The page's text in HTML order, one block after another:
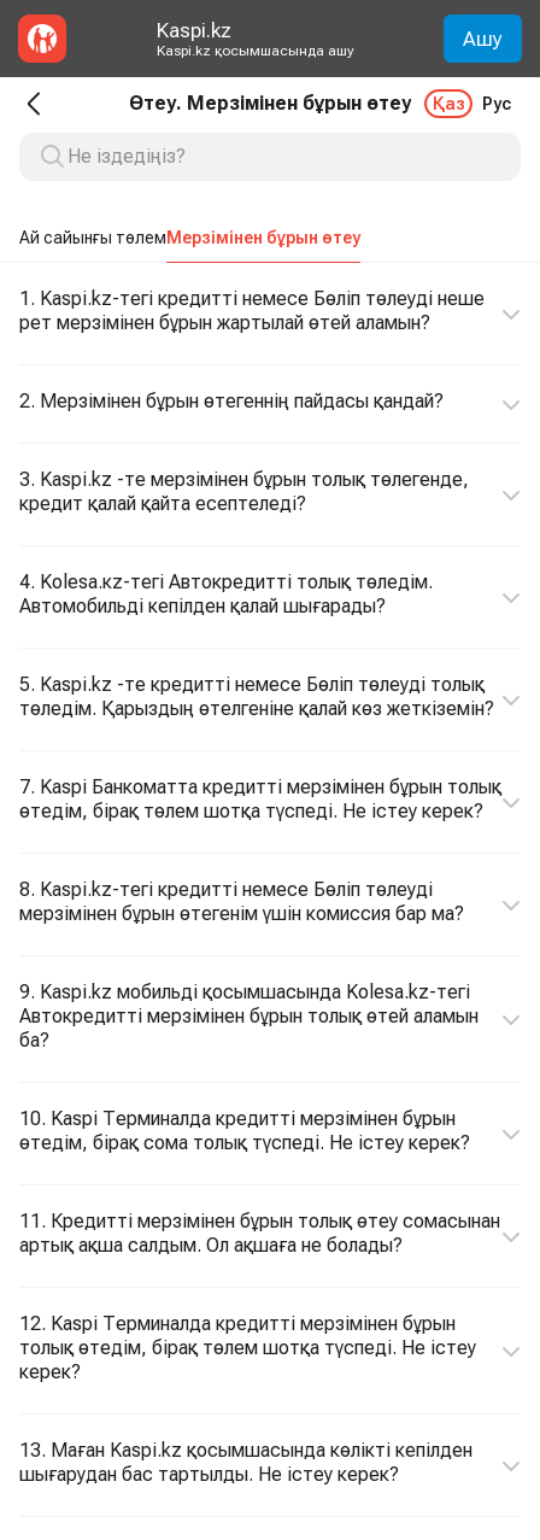
Kaspi.kz
Kaspi.kz қосымшасында ашу Ашу
Өтеу. Мерзімінен бұрын өтеу Қаз Рус
Ай сайынғы төлемМерзімінен бұрын өтеу
1. Kaspi.kz-тегі кредитті немесе Бөліп төлеуді неше
рет мерзімінен бұрын жартылай өтей аламын?
2. Мерзімінен бұрын өтегеннің пайдасы қандай?
3. Kaspi.kz -те мерзімінен бұрын толық төлегенде,
кредит қалай қайта есептеледі?
4. Kolesa.кz-тегі Автокредитті толық төледім.
Автомобильді кепілден қалай шығарады?
5. Kaspi.kz -те кредитті немесе Бөліп төлеуді толық
төледім. Қарыздың өтелгеніне қалай көз жеткіземін?
7. Kaspi Банкоматта кредитті мерзімінен бұрын толық
өтедім, бірақ төлем шотқа түспеді. Не істеу керек?
8. Kaspi.kz-тегі кредитті немесе Бөліп төлеуді
мерзімінен бұрын өтегенім үшін комиссия бар ма?
9. Kaspi.kz мобильді қосымшасында Kolesa.kz-тегі
Автокредитті мерзімінен бұрын толық өтей аламын
ба?
10. Kaspi Терминалда кредитті мерзімінен бұрын
өтедім, бірақ сома толық түспеді. Не істеу керек?
11. Кредитті мерзімінен бұрын толық өтеу сомасынан
артық ақша салдым. Ол ақшаға не болады?
12. Kaspi Терминалда кредитті мерзімінен бұрын
толық өтедім, бірақ төлем шотқа түспеді. Не істеу
керек?
13. Маған Kaspi.kz қосымшасында көлікті кепілден
шығарудан бас тартылды. Не істеу керек?